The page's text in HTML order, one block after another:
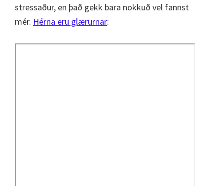
stressaður, en það gekk bara nokkuð vel fannst
mér. Hérna eru glærurnar: